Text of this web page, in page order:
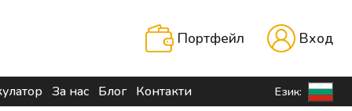
Портфейл Вход
За нас Блог Контакти Език: